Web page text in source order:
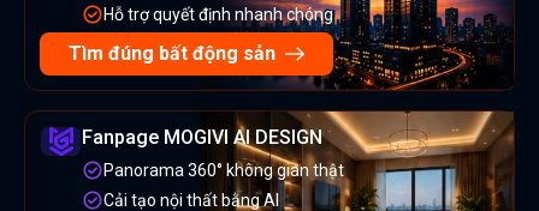
Hỗ trợ quyết định nhanh chóng
Tìm đúng bất động sản
Fanpage MOGIVI AI DESIGN
Panorama 360° không gian thật
Cải tạo nội thất bằng AI